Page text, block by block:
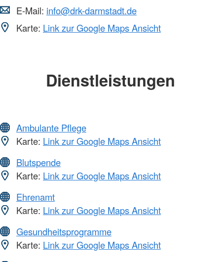
E-Mail: info@drk-darmstadt.de
Karte: Link zur Google Maps Ansicht
Dienstleistungen
Ambulante Pflege
Karte: Link zur Google Maps Ansicht
Blutspende
Karte: Link zur Google Maps Ansicht
Ehrenamt
Karte: Link zur Google Maps Ansicht
Gesundheitsprogramme
Karte: Link zur Google Maps Ansicht